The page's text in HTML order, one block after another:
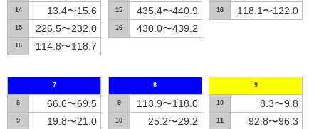
14 13.4〜15.6
15 226.5〜232.0
16 114.8〜118.7
15 435.4〜440.9
16 430.0〜439.2
16 118.1〜122.0
7
8 66.6〜69.5
9 19.8〜21.0
8
9 113.9〜118.0
10 25.2〜29.2
9
10 8.3〜9.8
11 92.8〜96.3